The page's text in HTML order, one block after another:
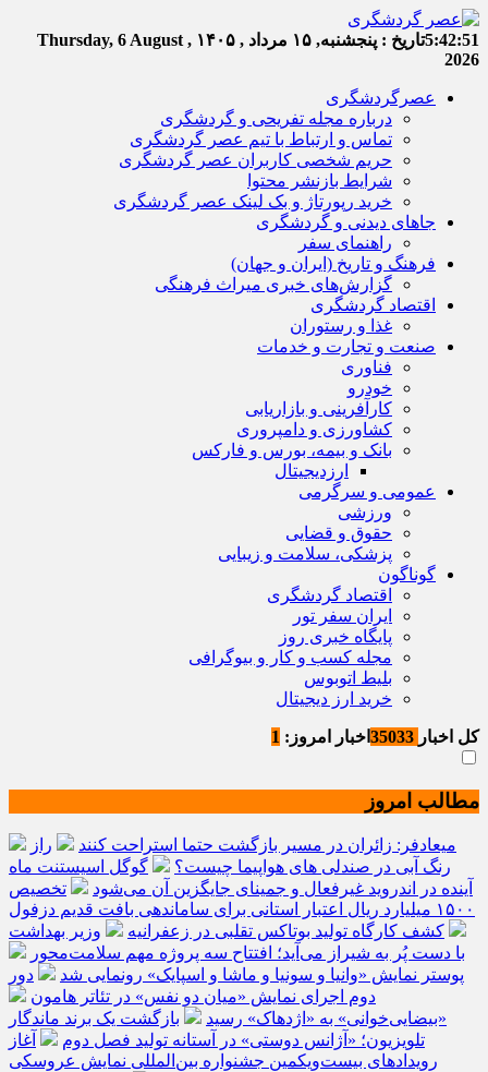
5:42:52تاریخ : پنجشنبه, ۱۵ مرداد , ۱۴۰۵
Thursday, 6 August ,
2026
عصرگردشگری
درباره مجله تفریحی و گردشگری
تماس و ارتباط با تیم عصر گردشگری
حریم شخصی کاربران عصر گردشگری
شرایط بازنشر محتوا
خرید رپورتاژ و بک لینک عصر گردشگری
جاهای دیدنی و گردشگری
راهنمای سفر
فرهنگ و تاریخ (ایران و جهان)
گزارش‌های خبری میراث فرهنگی
اقتصاد گردشگری
غذا و رستوران
صنعت و تجارت و خدمات
فناوری
خودرو
کارآفرینی و بازاریابی
کشاورزی و دامپروری
بانک و بیمه، بورس و فارکس
ارزدیجیتال
عمومی و سرگرمی
ورزشی
حقوق و قضایی
پزشکی، سلامت و زیبایی
گوناگون
اقتصاد گردشگری
ایران سفر تور
پایگاه خبری روز
مجله کسب و کار و بیوگرافی
بلیط اتوبوس
خرید ارز دیجیتال
کل اخبار اخبار امروز: 1
مطالب امروز
میعادفر: زائران در مسیر بازگشت حتما استراحت کنند
راز
رنگ آبی در صندلی های هواپیما چیست؟
گوگل اسیستنت ماه
آینده در اندروید غیرفعال و جمینای جایگزین آن می‌شود
تخصیص
۱۵۰۰ میلیارد ریال اعتبار استانی برای ساماندهی بافت قدیم دزفول
کشف کارگاه تولید بوتاکس تقلبی در زعفرانیه
وزیر بهداشت
با دست پُر به شیراز می‌آید؛ افتتاح سه پروژه مهم سلامت‌محور
پوستر نمایش «وانیا و سونیا و ماشا و اسپایک» رونمایی شد
دور
دوم اجرای نمایش «میان دو نفس» در تئاتر هامون
«بیضایی‌خوانی» به «اژدهاک» رسید
بازگشت یک برند ماندگار
تلویزیون؛ «آژانس دوستی» در آستانه تولید فصل دوم
آغاز
رویدادهای بیست‌ویکمین جشنواره بین‌المللی نمایش عروسکی